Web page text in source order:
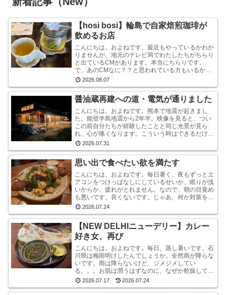
【hosi bosi】輪島で自家焙煎珈琲が
飲めるお店
こんにちは。およねです。最近もやっているかわか
りませんが、地元のテレビ局でわたしたちがちらり
と出ているCMがあります。本当にちらりです。
で、あのCMなに？？と思われている方もいるかも
しれませんが、あれは『石川県信用保証協会』とい
う、中小企業...
2026.08.07
醤油蔵再建への道・電気が通りました
こんにちは。およねです。熊本で地震が起きまし
た。能登半島地震から2年半。映像を見ると、つい
この前自分たちが経験したことと同じ光景が見ら
れ、心が痛くなります。こういう時はできるだけ情
報から離れたほうがいいと言いますが・・・気にな
ります。気にな...
2026.07.31
思い出で食べたい欲を満たす
こんにちは。およねです。毎日暑く、夜もずっとエ
アコンをつけっぱなしにしているせいか、眠りが浅
いからか、疲れがとれません。なので、朝の目覚め
も悪いです。良くないです。じゃあ、何か対策をし
ているかと言われれば、何もしていません。いや、
ストレッチ...
2026.07.24
【NEW DELHIニューデリー】カレー
好き女、再び
こんにちは。およねです。毎日、蒸し暑いです。石
川県は梅雨明けしたんでしょうか。全然雨が降らな
いです。雨は降らないけど、ジメジメしてい
る。。。お肌は潤うはずなのに、なぜか乾燥してい
ます。しかも、おでこと片方のこめかみだけ。年
齢？ストレス？？結...
2026.07.17 2026.07.24